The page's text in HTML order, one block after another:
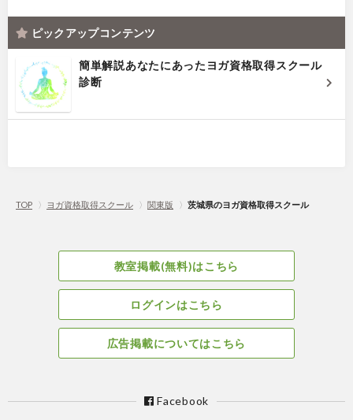
ピックアップコンテンツ
簡単解説あなたにあったヨガ資格取得スクール
診断
TOP 〉 ヨガ資格取得スクール 〉 関東版 〉 茨城県のヨガ資格取得スクール
教室掲載(無料)はこちら
ログインはこちら
広告掲載についてはこちら
Facebook